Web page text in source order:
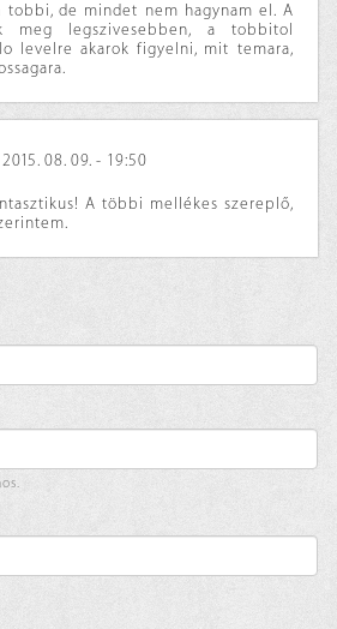
tobbi, de mindet nem hagynam el. A
meg legszivesebben, a tobbitol
levelre akarok figyelni, mit temara,
2015. 08. 09. - 19:50
A többi mellékes szereplő,